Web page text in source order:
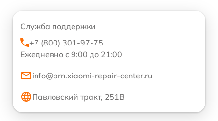
Служба поддержки
+7 (800) 301-97-75
Ежедневно с 9:00 до 21:00
info@brn.xiaomi-repair-center.ru
Павловский тракт, 251В